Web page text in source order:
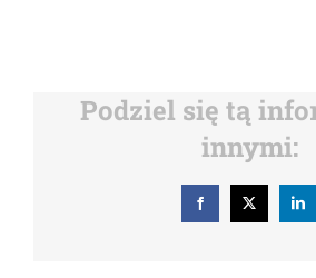
Podziel się tą
innymi:
FacebookX